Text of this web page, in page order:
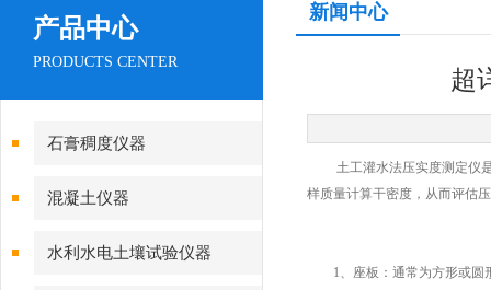
产品中心
PRODUCTS CENTER
石膏稠度仪器
混凝土仪器
水利水电土壤试验仪器
新闻中心
超
土工灌水法压实度测定仪是
样质量计算干密度，从而评估
1、座板：通常为方形或圆形